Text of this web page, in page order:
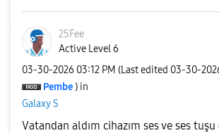
25Fee
Active Level 6
‎03-30-2026 03:12 PM (Last edited ‎03-30-
Pembe ) in
Galaxy S
Vatandan aldım cihazım ses ve ses tuşu